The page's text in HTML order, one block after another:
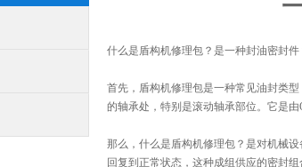
什么是盾构机修理包 ？是一种封油密封
首先， 盾构机修理包是一种常见油封类型
的轴承处，特别是滚动轴承部位。它是
那么，什么是盾构机修理包 ？是对机械
回复到正常状态，这种成组供应的密封组